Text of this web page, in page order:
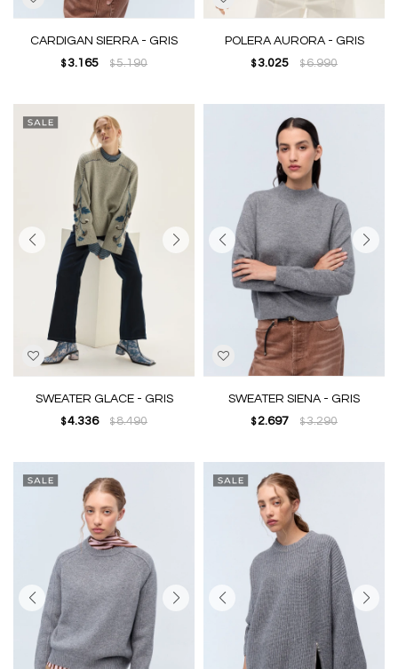
CARDIGAN SIERRA - GRIS
$ 3.165 $5.190
POLERA AURORA - GRIS
$ 3.025 $6.990
SWEATER GLACE - GRIS
$ 4.336 $8.490
SWEATER SIENA - GRIS
$ 2.697 $3.290